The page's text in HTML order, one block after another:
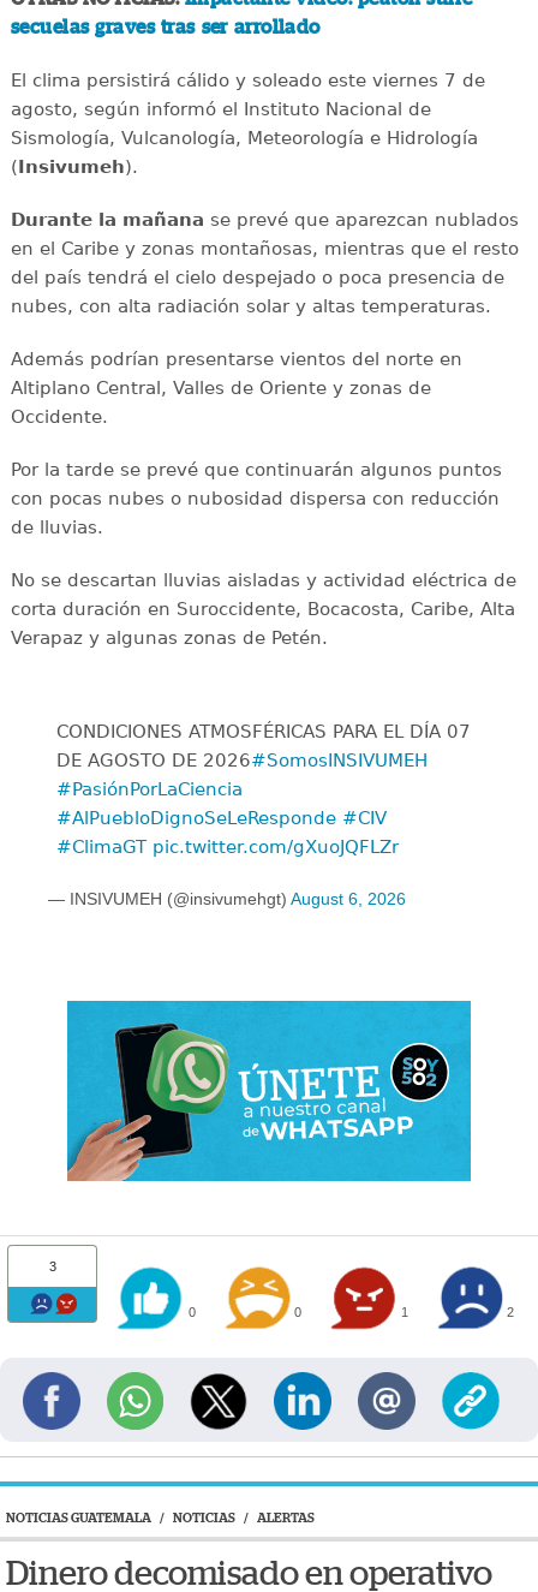
secuelas graves tras ser arrollado
El clima persistirá cálido y soleado este viernes 7 de
agosto, según informó el Instituto Nacional de
Sismología, Vulcanología, Meteorología e Hidrología
( Insivumeh).
Durante la mañana se prevé que aparezcan nublados
en el Caribe y zonas montañosas, mientras que el resto
del país tendrá el cielo despejado o poca presencia de
nubes, con alta radiación solar y altas temperaturas.
Además podrían presentarse vientos del norte en
Altiplano Central, Valles de Oriente y zonas de
Occidente.
Por la tarde se prevé que continuarán algunos puntos
con pocas nubes o nubosidad dispersa con reducción
de lluvias.
No se descartan lluvias aisladas y actividad eléctrica de
corta duración en Suroccidente, Bocacosta, Caribe, Alta
Verapaz y algunas zonas de Petén.
CONDICIONES ATMOSFÉRICAS PARA EL DÍA 07
DE AGOSTO DE 2026#SomosINSIVUMEH
#PasiónPorLaCiencia
#AlPuebloDignoSeLeResponde #CIV
#ClimaGT pic.twitter.com/gXuoJQFLZr
— INSIVUMEH (@insivumehgt) August 6, 2026
3
0 0 1 2
NOTICIAS GUATEMALA / NOTICIAS / ALERTAS
Dinero decomisado en operativo